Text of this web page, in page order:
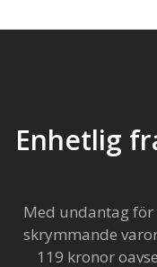
Enhetlig
Med undantag
skrymmande
119 kronor